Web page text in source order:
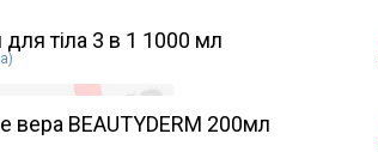
тіла 3 в 1 1000 мл
вера BEAUTYDERM 200мл